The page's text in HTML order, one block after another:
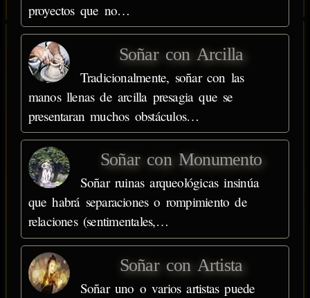
proyectos que no…
Soñar con Arcilla
Tradicionalmente, soñar con las
manos llenas de arcilla presagia que se
presentaran muchos obstáculos…
Soñar con Monumento
Soñar ruinas arqueológicas insinúa
que habrá separaciones o rompimiento de
relaciones (sentimentales,…
Soñar con Artista
Soñar uno o varios artistas puede